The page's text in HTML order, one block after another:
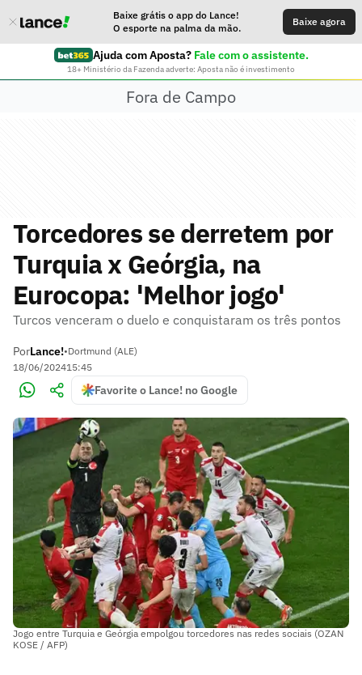
Baixe grátis o app do Lance!
O esporte na palma da mão.
Baixe agora
Ajuda com Aposta? Fale com o assistente.
18+ Ministério da Fazenda adverte: Aposta não é investimento
Fora de Campo
Torcedores se derretem por
Turquia x Geórgia, na
Eurocopa: 'Melhor jogo'
Turcos venceram o duelo e conquistaram os três pontos
PorLance!•Dortmund (ALE)
18/06/202415:45
Favorite o Lance! no Google
Jogo entre Turquia e Geórgia empolgou torcedores nas redes sociais (OZAN
KOSE / AFP)